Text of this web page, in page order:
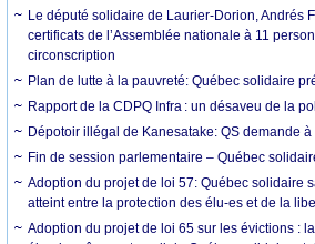
Le député solidaire de Laurier-Dorion, Andrés
certificats de l’Assemblée nationale à 11
circonscription
Plan de lutte à la pauvreté: Québec solidaire
Rapport de la CDPQ Infra : un désaveu de la
Dépotoir illégal de Kanesatake: QS demande à
Fin de session parlementaire – Québec
Adoption du projet de loi 57: Québec solidaire
atteint entre la protection des élu-es et de la
Adoption du projet de loi 65 sur les évictions :